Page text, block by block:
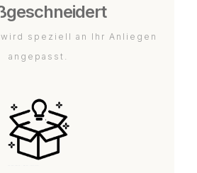
speziell an Ihr Anliegen
angepasst.